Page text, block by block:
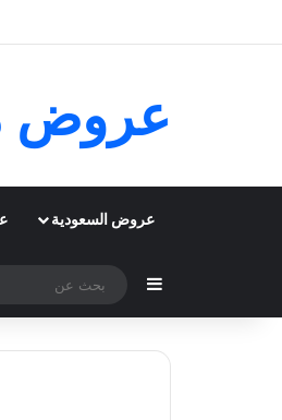
عروض
عروض السعودية
إضافة عمود جانبي